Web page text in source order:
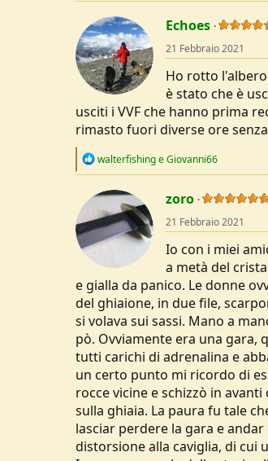
Echoes
21 Febbraio 2021
Ho rotto
è stato che è
usciti i VVF che hanno prima
rimasto fuori diverse ore
R
c
t
i
o
n
s
walterfishingeGiovanni66
zoro
21 Febbraio 2021
Io con i miei
a metà del
e gialla da panico. Le donne
del ghiaione, in due file,
si volava sui sassi. Mano a
pò. Ovviamente era una gara,
tutti carichi di adrenalina e
un certo punto mi ricordo di
rocce vicine e schizzò in
sulla ghiaia. La paura fu tale
lasciar perdere la gara e
distorsione alla caviglia, di cui